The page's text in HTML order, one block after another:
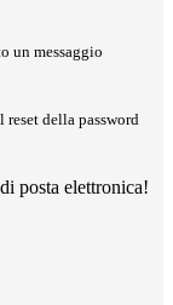
un messaggio
della password
posta elettronica!